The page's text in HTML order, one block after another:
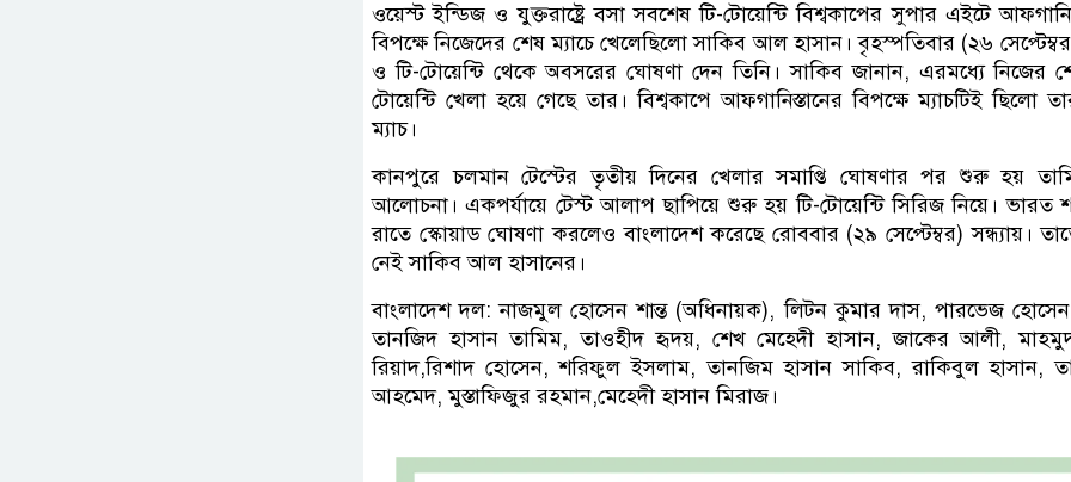
ওয়েস্ট ইন্ডিজ ও যুক্তরাষ্ট্রে বসা সবশেষ টি-টোয়েন্টি বিশ্বকাপের সুপার এইটে
বিপক্ষে নিজেদের শেষ ম্যাচে খেলেছিলো সাকিব আল হাসান। বৃহস্পতিবার (২৬
ও টি-টোয়েন্টি থেকে অবসরের ঘোষণা দেন তিনি। সাকিব জানান, এরমধ্যে নিজের
টোয়েন্টি খেলা হয়ে গেছে তার। বিশ্বকাপে আফগানিস্তানের বিপক্ষে ম্যাচটিই ছিলো
ম্যাচ।
কানপুরে চলমান টেস্টের তৃতীয় দিনের খেলার সমাপ্তি ঘোষণার পর শুরু হয়
আলোচনা। একপর্যায়ে টেস্ট আলাপ ছাপিয়ে শুরু হয় টি-টোয়েন্টি সিরিজ নিয়ে। ভারত
রাতে স্কোয়াড ঘোষণা করলেও বাংলাদেশ করেছে রোববার (২৯ সেপ্টেম্বর) সন্ধ্যায়।
নেই সাকিব আল হাসানের।
বাংলাদেশ দল: নাজমুল হোসেন শান্ত (অধিনায়ক), লিটন কুমার দাস, পারভেজ
তানজিদ হাসান তামিম, তাওহীদ হৃদয়, শেখ মেহেদী হাসান, জাকের আলী,
রিয়াদ,রিশাদ হোসেন, শরিফুল ইসলাম, তানজিম হাসান সাকিব, রাকিবুল হাসান,
আহমেদ, মুস্তাফিজুর রহমান,মেহেদী হাসান মিরাজ।